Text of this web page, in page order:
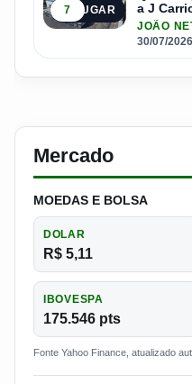
5º LUGAR
7
a J
JOÃO
30/07/2026
Mercado
MOEDAS E BOLSA
DOLAR
R$ 5,11
IBOVESPA
175.546 pts
Fonte Yahoo Finance, atualizado